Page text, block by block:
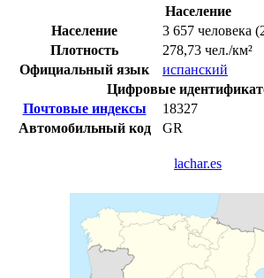
Население
Население
3 657 человека
Плотность
278,73 чел./км²
Официальный язык
испанский
Цифровые
Почтовые индексы
18327
Автомобильный код
GR
lachar.es